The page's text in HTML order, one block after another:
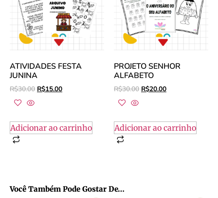
ATIVIDADES FESTA
JUNINA
R$30.00 R$15.00
Adicionar ao carrinho
PROJETO SENHOR
ALFABETO
R$30.00 R$20.00
Adicionar ao carrinho
Você Também Pode Gostar De…